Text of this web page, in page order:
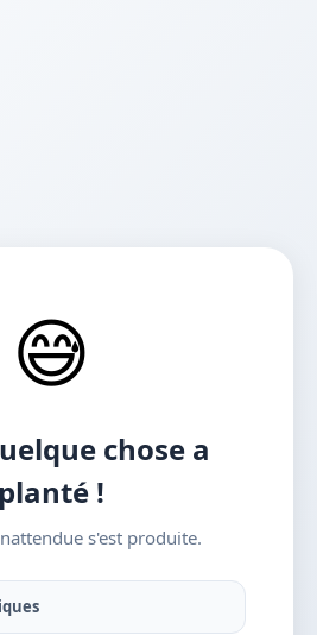
😅
chose a
planté !
s'est produite.